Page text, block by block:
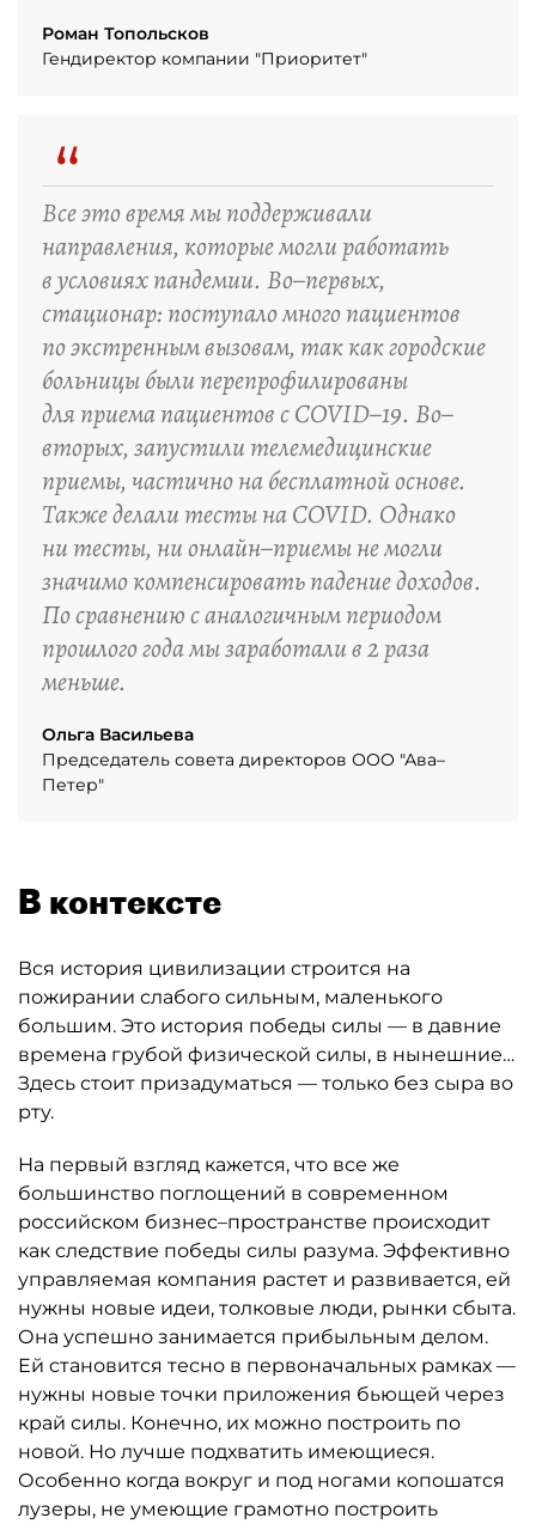
Роман Топольсков
Гендиректор компании "Приоритет"
“
Все это время мы поддерживали
направления, которые могли работать
в условиях пандемии. Во–первых,
стационар: поступало много пациентов
по экстренным вызовам, так как городские
больницы были перепрофилированы
для приема пациентов с COVID–19. Во–
вторых, запустили телемедицинские
приемы, частично на бесплатной основе.
Также делали тесты на COVID. Однако
ни тесты, ни онлайн–приемы не могли
значимо компенсировать падение доходов.
По сравнению с аналогичным периодом
прошлого года мы заработали в 2 раза
меньше.
Ольга Васильева
Председатель совета директоров ООО "Ава–
Петер"
В контексте
Вся история цивилизации строится на
пожирании слабого сильным, маленького
большим. Это история победы силы — в давние
времена грубой физической силы, в нынешние…
Здесь стоит призадуматься — только без сыра во
рту.
На первый взгляд кажется, что все же
большинство поглощений в современном
российском бизнес–пространстве происходит
как следствие победы силы разума. Эффективно
управляемая компания растет и развивается, ей
нужны новые идеи, толковые люди, рынки сбыта.
Она успешно занимается прибыльным делом.
Ей становится тесно в первоначальных рамках —
нужны новые точки приложения бьющей через
край силы. Конечно, их можно построить по
новой. Но лучше подхватить имеющиеся.
Особенно когда вокруг и под ногами копошатся
лузеры, не умеющие грамотно построить